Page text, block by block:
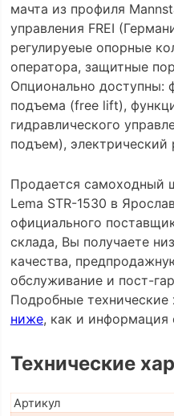
мачта из профиля
управления FREI
регулируеые опорные
оператора, защитные
Опционально доступны:
подъема (free lift),
гидравлического
подъем), электрический
Продается самоходный
Lema STR-1530 в
официального
склада, Вы получаете
качества,
обслуживание и пост-
Подробные технические
ниже, как и информация
Технические
Артикул